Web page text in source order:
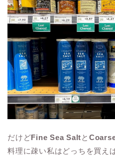
だけどFine Sea Saltと
料理に疎い私はどっちを買え